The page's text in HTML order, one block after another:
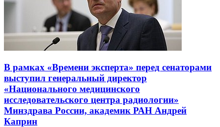
В рамках «Времени эксперта» перед сенаторами
выступил генеральный директор
«Национального медицинского
исследовательского центра радиологии»
Минздрава России, академик РАН Андрей
Каприн